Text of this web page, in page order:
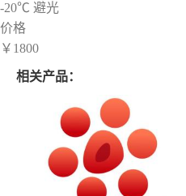
-20℃ 避光
价格
￥1800
相关产品：